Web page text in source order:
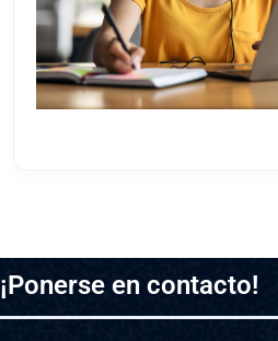
¡Ponerse en contacto!